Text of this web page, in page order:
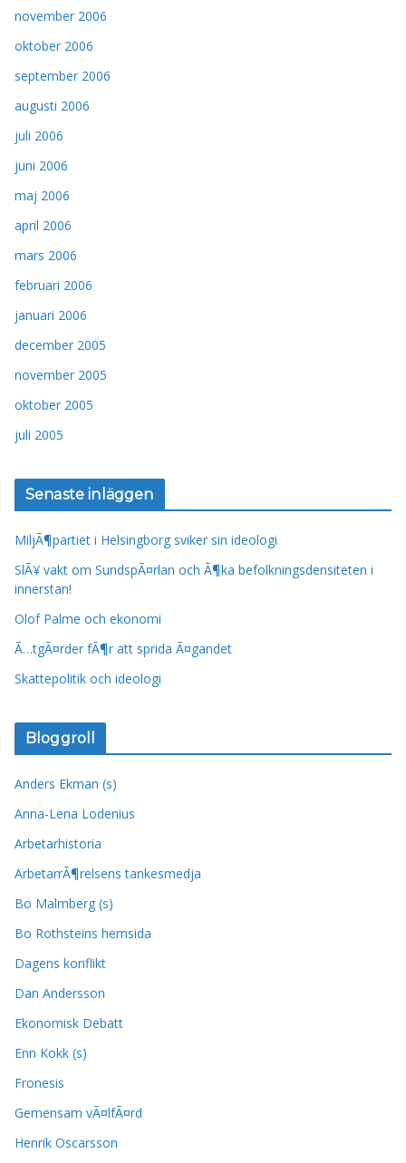
november 2006
oktober 2006
september 2006
augusti 2006
juli 2006
juni 2006
maj 2006
april 2006
mars 2006
februari 2006
januari 2006
december 2005
november 2005
oktober 2005
juli 2005
Senaste inläggen
MiljÃ¶partiet i Helsingborg sviker sin ideologi
SlÃ¥ vakt om SundspÃ¤rlan och Ã¶ka befolkningsdensiteten i
innerstan!
Olof Palme och ekonomi
Ã…tgÃ¤rder fÃ¶r att sprida Ã¤gandet
Skattepolitik och ideologi
Bloggroll
Anders Ekman (s)
Anna-Lena Lodenius
Arbetarhistoria
ArbetarrÃ¶relsens tankesmedja
Bo Malmberg (s)
Bo Rothsteins hemsida
Dagens konflikt
Dan Andersson
Ekonomisk Debatt
Enn Kokk (s)
Fronesis
Gemensam vÃ¤lfÃ¤rd
Henrik Oscarsson